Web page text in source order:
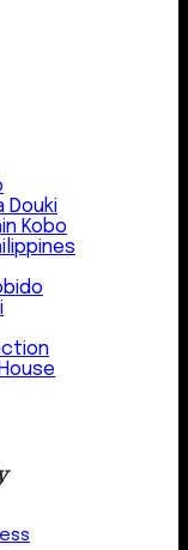
Douki
Kobo